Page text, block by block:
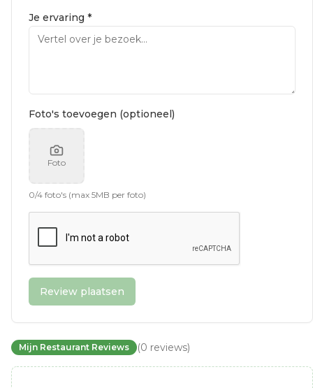
Je ervaring *
Foto's toevoegen (optioneel)
Foto
0/4 foto's (max 5MB per foto)
Review plaatsen
Mijn Restaurant Reviews (0 reviews)